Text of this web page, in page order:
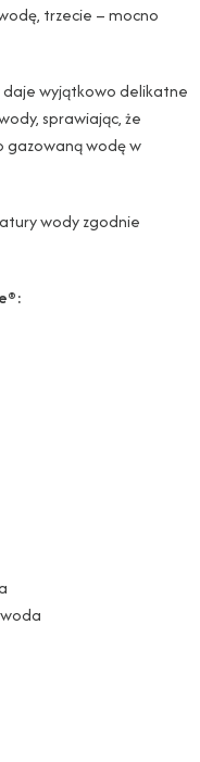
trzecie – mocno
wyjątkowo delikatne
sprawiając, że
gazowaną wodę w
wody zgodnie